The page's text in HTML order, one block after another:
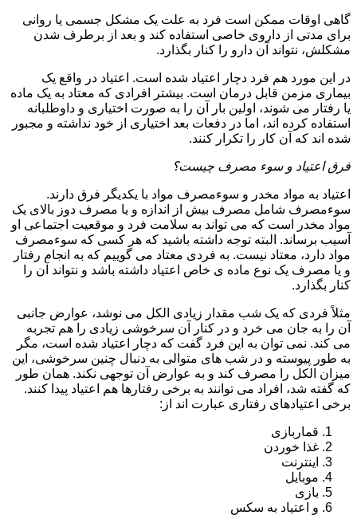
گاهی اوقات ممکن است فرد به علت یک مشکل جسمی یا روانی
برای مدتی از داروی خاصی استفاده کند و بعد از برطرف شدن
مشکلش، نتواند آن دارو را کنار بگذارد.
در این مورد هم فرد دچار اعتیاد شده است. اعتیاد در واقع یک
بیماری مزمن قابل درمان است. بیشتر افرادی که معتاد به یک ماده
یا رفتار می شوند، اولین بار آن را به صورت اختیاری و داوطلبانه
استفاده کرده اند، اما در دفعات بعد اختیاری از خود نداشته و مجبور
شده اند که آن کار را تکرار کنند.
فرق اعتیاد و سوء مصرف چیست؟
اعتیاد به مواد مخدر و سوءمصرف مواد با یکدیگر فرق دارند.
سوءمصرف شامل مصرف بیش از اندازه و یا مصرف دوز بالای یک
مواد مخدر است که می تواند به سلامت فرد و موقعیت اجتماعی او
آسیب برساند. البته توجه داشته باشید که هر کسی که سوءمصرف
مواد دارد، معتاد نیست. به فردی معتاد می گوییم که به انجام رفتار
و یا مصرف یک نوع ماده ی خاص اعتیاد داشته باشد و نتواند آن را
کنار بگذارد.
مثلاً فردی که یک شب مقدار زیادی الکل می نوشد، عوارض جانبی
آن را به جان می خرد و در کنار آن سرخوشی زیادی را هم تجربه
می کند. نمی توان به این فرد گفت که دچار اعتیاد شده است، مگر
به طور پیوسته و در شب های متوالی به دنبال چنین سرخوشی، این
میزان الکل را مصرف کند و به عوارض آن توجهی نکند. همان طور
که گفته شد، افراد می توانند به برخی رفتارها هم اعتیاد پیدا کنند.
برخی اعتیادهای رفتاری عبارت اند از:
قماربازی
غذا خوردن
اینترنت
موبایل
بازی
و اعتیاد به سکس